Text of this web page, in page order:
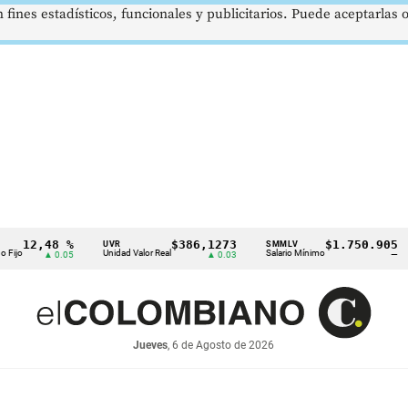
%
▲ 0.05
UVR
Unidad Valor Real
$386,1273
▲ 0.03
SMMLV
Salario Mínimo
$1.750.905
Jueves, 6 de Agosto de 2026
estadísticos, funcionales y publicitarios. Puede aceptarlas